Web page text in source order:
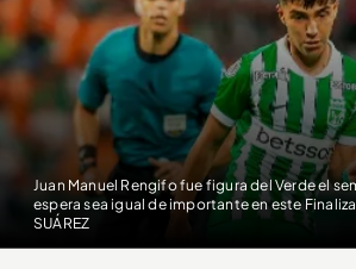
Juan Manuel Rengifo fue figura del Verde el
espera sea igual de importante en este
SUÁREZ